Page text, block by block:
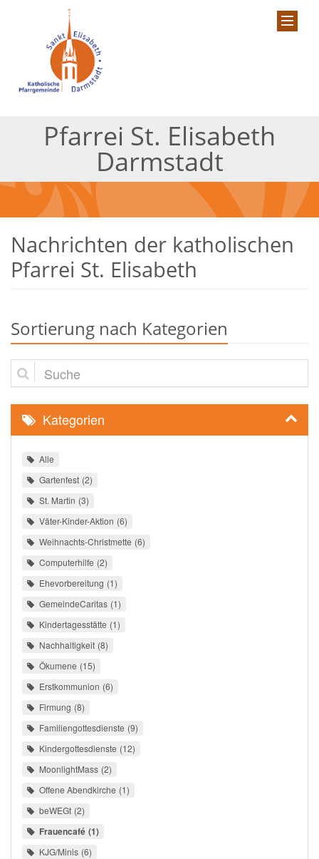
Pfarrei St. Elisabeth
Darmstadt
Nachrichten der katholischen
Pfarrei St. Elisabeth
Sortierung nach Kategorien
Suche
Kategorien
Alle
Gartenfest 2
St. Martin 3
Väter-Kinder-Aktion 6
Weihnachts-Christmette 6
Computerhilfe 2
Ehevorbereitung 1
GemeindeCaritas 1
Kindertagesstätte 1
Nachhaltigkeit 8
Ökumene 15
Erstkommunion 6
Firmung 8
Familiengottesdienste 9
Kindergottesdienste 12
MoonlightMass 2
Offene Abendkirche 1
beWEGt 2
Frauencafé 1
KJG/Minis 6